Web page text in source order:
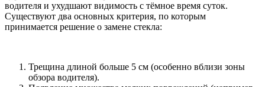
водителя и ухудшают видимость с тёмное время суток.
Существуют два основных критерия, по которым
принимается решение о замене стекла:
Трещина длиной больше 5 см (особенно вблизи зоны
обзора водителя).